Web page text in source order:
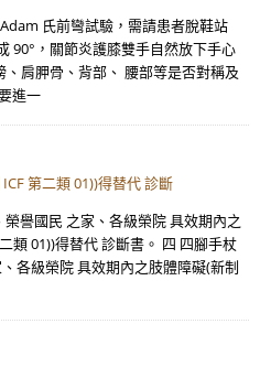
氏前彎試驗，需請患者脫鞋站
90°，關節炎護膝雙手自然放下手心
肩胛骨、背部、 腰部等是否對稱及
進一
第二類 01))得替代 診斷
譽國民 之家、各級榮院 具效期內之
類 01))得替代 診斷書。 四 四腳手杖
各級榮院 具效期內之肢體障礙(新制